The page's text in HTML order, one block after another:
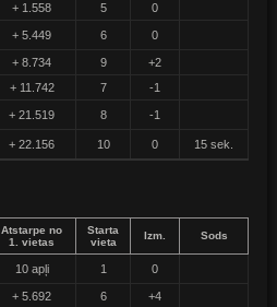
+ 1.558 5 0
+ 5.449 6 0
+ 8.734 9
+2
+ 11.742 7 -1
+ 21.519 8 -1
+ 22.156 10 0 15 sek.
Atstarpe no
1. vietas
Starta
vieta
Izm. Sods
10 apļi 1 0
+ 5.692 6
+4